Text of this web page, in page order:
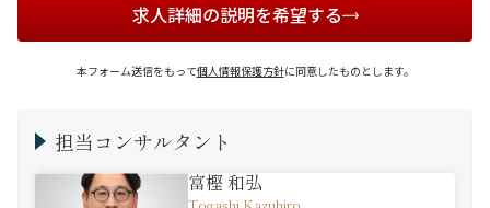
求人詳細の説明を希望する
本フォーム送信をもって個人情報保護方針に同意したものとします。
担当コンサルタント
富樫 和弘
Togashi Kazuhiro